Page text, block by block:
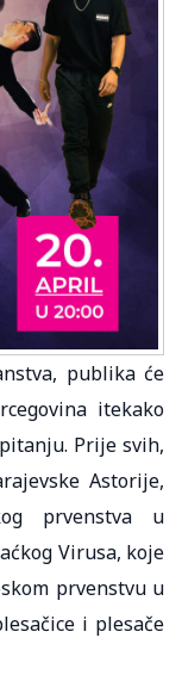
publika će
itekako
Prije svih,
Astorije,
prvenstva u
Virusa, koje
prvenstvu u
i plesače